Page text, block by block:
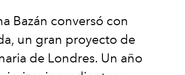
Bazán conversó con
un gran proyecto de
de Londres. Un año